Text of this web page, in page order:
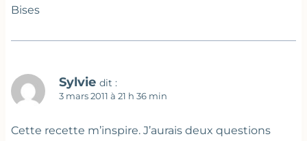
Bises
Sylvie dit :
3 mars 2011 à 21 h 36 min
Cette recette m’inspire. J’aurais deux questions